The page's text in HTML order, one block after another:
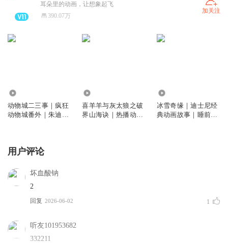
耳朵里的动画，让想象起飞
390.07万
加关注
动物城二三事｜疯狂
动物城番外｜朱迪尼
喜羊羊与灰太狼之破
界山海诀｜热播动画
冰雪奇缘｜迪士尼经
典动画故事｜睡前故
用户评论
坏血酸钠
2
回复 2026-06-02 1
听友101953682
332211